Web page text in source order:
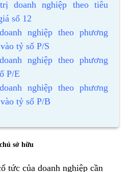
doanh nghiệp theo tiêu
số 12
nghiệp theo phương
tỷ số P/S
nghiệp theo phương
P/E
nghiệp theo phương
tỷ số P/B
sở hữu
tức của doanh nghiệp cần